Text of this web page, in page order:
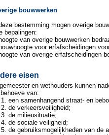
bouwwerken
bestemming mogen overige
bepalingen:
van overige bouwwerken
voor erfafscheidingen
van overige erfafscheidingen
eisen
en wethouders kunnen
van:
een samenhangend straat- en
de verkeersveiligheid;
de milieusituatie;
de sociale veiligheid;
de gebruiksmogelijkheden van de